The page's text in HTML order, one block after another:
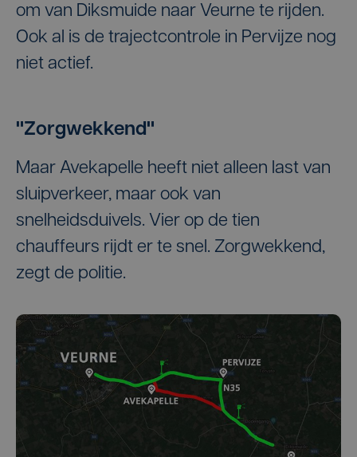
om van Diksmuide naar Veurne te rijden.
Ook al is de trajectcontrole in Pervijze nog
niet actief.
"Zorgwekkend"
Maar Avekapelle heeft niet alleen last van
sluipverkeer, maar ook van
snelheidsduivels. Vier op de tien
chauffeurs rijdt er te snel. Zorgwekkend,
zegt de politie.